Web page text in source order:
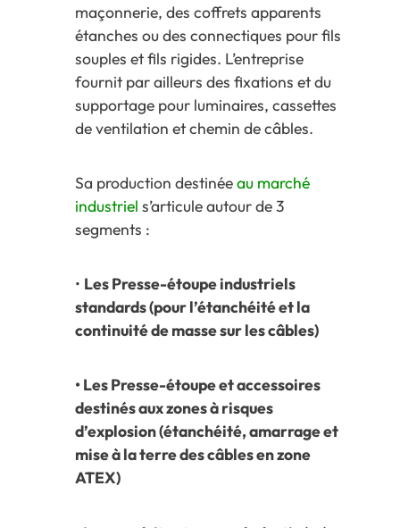
maçonnerie, des coffrets apparents
étanches ou des connectiques pour fils
souples et fils rigides. L’entreprise
fournit par ailleurs des fixations et du
supportage pour luminaires, cassettes
de ventilation et chemin de câbles.
Sa production destinéeau marché
industriel s’articule autour de 3
segments :
• Les Presse-étoupe industriels
standards (pour l’étanchéité et la
continuité de masse sur les câbles)
• Les Presse-étoupe et accessoires
destinés aux zones à risques
d’explosion (étanchéité, amarrage et
mise à la terre des câbles en zone
ATEX)